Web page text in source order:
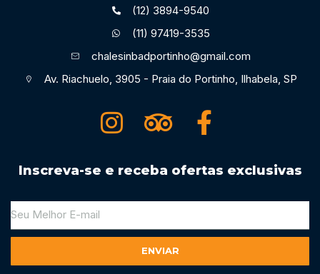
(12) 3894-9540
(11) 97419-3535
chalesinbadportinho@gmail.com
Av. Riachuelo, 3905 - Praia do Portinho, Ilhabela, SP
Inscreva-se e receba ofertas exclusivas
ENVIAR